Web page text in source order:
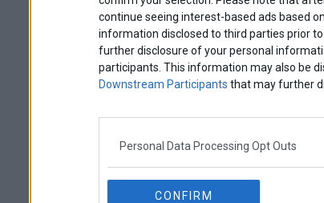
continue seeing interest-based ads based
information disclosed to third parties prior
further disclosure of your personal
participants. This information may also be
Downstream Participants that may further
Personal Data Processing Opt Outs
CONFIRM